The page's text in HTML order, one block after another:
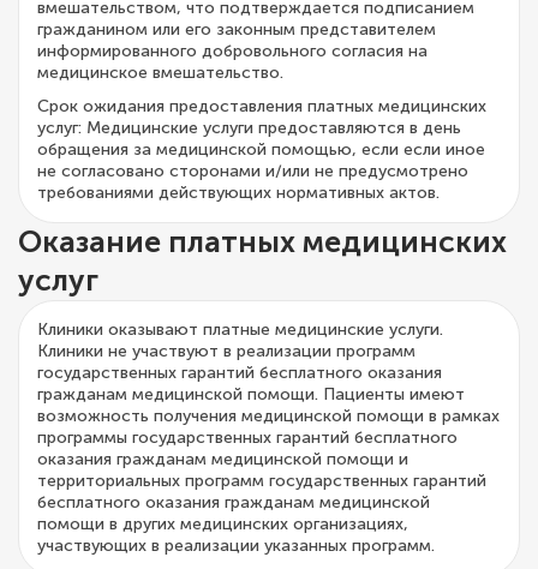
вмешательством, что подтверждается подписанием
гражданином или его законным представителем
информированного добровольного согласия на
медицинское вмешательство.
Срок ожидания предоставления платных медицинских
услуг: Медицинские услуги предоставляются в день
обращения за медицинской помощью, если если иное
не согласовано сторонами и/или не предусмотрено
требованиями действующих нормативных актов.
Оказание платных медицинских
услуг
Клиники оказывают платные медицинские услуги.
Клиники не участвуют в реализации программ
государственных гарантий бесплатного оказания
гражданам медицинской помощи. Пациенты имеют
возможность получения медицинской помощи в рамках
программы государственных гарантий бесплатного
оказания гражданам медицинской помощи и
территориальных программ государственных гарантий
бесплатного оказания гражданам медицинской
помощи в других медицинских организациях,
участвующих в реализации указанных программ.